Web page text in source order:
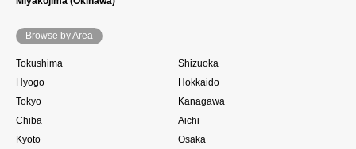
Browse by Area
Tokushima
Shizuoka
Hyogo
Hokkaido
Tokyo
Kanagawa
Chiba
Aichi
Kyoto
Osaka